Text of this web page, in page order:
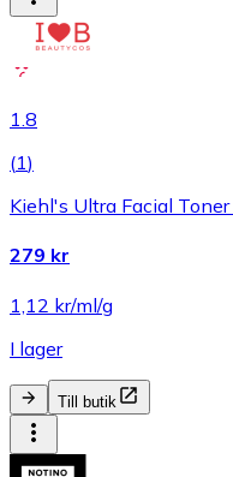
1.8
(1)
Kiehl's Ultra Facial
279 kr
1,12 kr/ml/g
I lager
Till butik